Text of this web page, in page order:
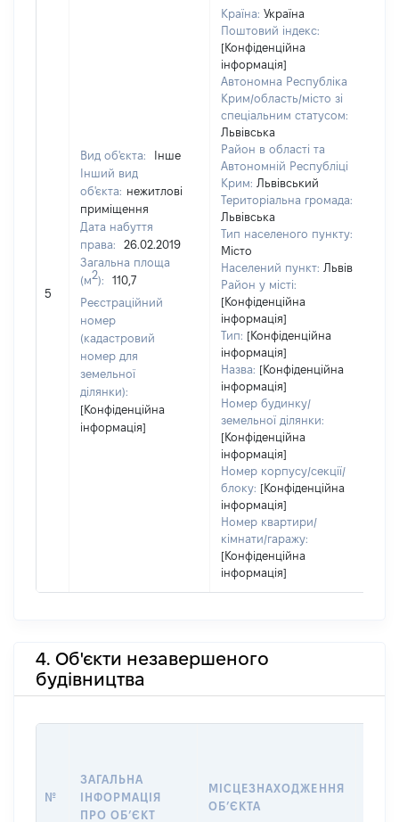
5
Вид об'єкта:
Інше
Інший вид
об'єкта: нежитлові
приміщення
Дата набуття
права:
26.02.2019
Загальна площа
(м2):
110,7
Реєстраційний
номер
(кадастровий
номер для
земельної
ділянки):
[Конфіденційна
інформація]
Країна: Україна
Поштовий індекс:
[Конфіденційна
інформація]
Автономна Республіка
Крим/область/місто зі
спеціальним статусом:
Львівська
Район в області та
Автономній Республіці
Крим: Львівський
Територіальна громада:
Львівська
Тип населеного пункту:
Місто
Населений пункт: Львів
Район у місті:
[Конфіденційна
інформація]
Тип: [Конфіденційна
інформація]
Назва: [Конфіденційна
інформація]
Номер будинку/
земельної ділянки:
[Конфіденційна
інформація]
Номер корпусу/секції/
блоку: [Конфіденційна
інформація]
Номер квартири/
кімнати/гаражу:
[Конфіденційна
інформація]
4. Об'єкти незавершеного
будівництва
№
ЗАГАЛЬНА
ІНФОРМАЦІЯ
ПРО ОБʼЄКТ
МІСЦЕЗНАХОДЖЕННЯ
ОБʼЄКТА